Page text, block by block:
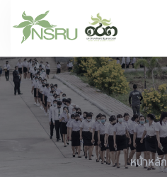
หน้าหลัก